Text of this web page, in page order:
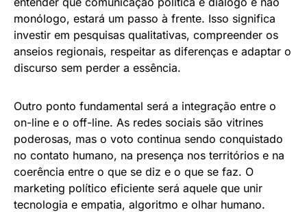
monólogo, estará um passo à frente. Isso significa
investir em pesquisas qualitativas, compreender os
anseios regionais, respeitar as diferenças e adaptar o
discurso sem perder a essência.
Outro ponto fundamental será a integração entre o
on-line e o off-line. As redes sociais são vitrines
poderosas, mas o voto continua sendo conquistado
no contato humano, na presença nos territórios e na
coerência entre o que se diz e o que se faz. O
marketing político eficiente será aquele que unir
tecnologia e empatia, algoritmo e olhar humano.